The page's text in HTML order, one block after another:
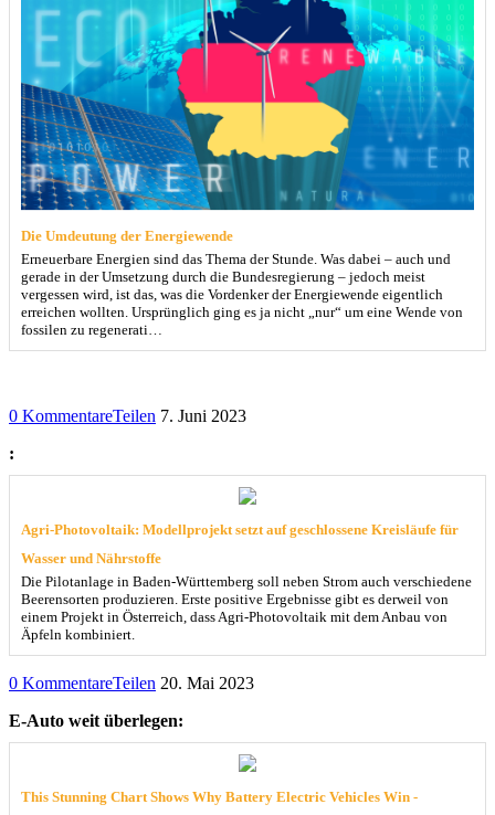
Die Umdeutung der Energiewende
Erneuerbare Energien sind das Thema der Stunde. Was dabei – auch und
gerade in der Umsetzung durch die Bundesregierung – jedoch meist
vergessen wird, ist das, was die Vordenker der Energiewende eigentlich
erreichen wollten. Ursprünglich ging es ja nicht „nur“ um eine Wende von
fossilen zu regenerati…
0 KommentareTeilen 7. Juni 2023
:
Agri-Photovoltaik: Modellprojekt setzt auf geschlossene Kreisläufe für
Wasser und Nährstoffe
Die Pilotanlage in Baden-Württemberg soll neben Strom auch verschiedene
Beerensorten produzieren. Erste positive Ergebnisse gibt es derweil von
einem Projekt in Österreich, dass Agri-Photovoltaik mit dem Anbau von
Äpfeln kombiniert.
0 KommentareTeilen 20. Mai 2023
E-Auto weit überlegen:
This Stunning Chart Shows Why Battery Electric Vehicles Win -